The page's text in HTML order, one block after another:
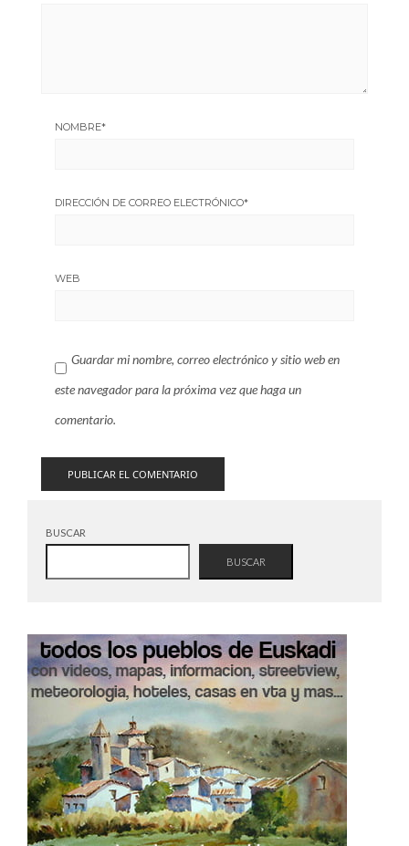
NOMBRE*
DIRECCIÓN DE CORREO ELECTRÓNICO*
WEB
Guardar mi nombre, correo electrónico y sitio web en
este navegador para la próxima vez que haga un
comentario.
BUSCAR
BUSCAR